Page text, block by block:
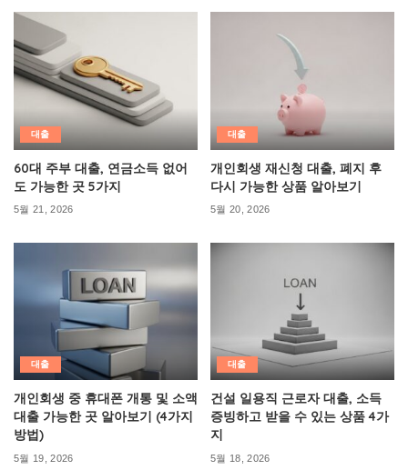
대출
60대 주부 대출, 연금소득 없어
도 가능한 곳 5가지
5월 21, 2026
대출
개인회생 재신청 대출, 폐지 후
다시 가능한 상품 알아보기
5월 20, 2026
대출
개인회생 중 휴대폰 개통 및 소액
대출 가능한 곳 알아보기 (4가지
방법)
5월 19, 2026
대출
건설 일용직 근로자 대출, 소득
증빙하고 받을 수 있는 상품 4가
지
5월 18, 2026